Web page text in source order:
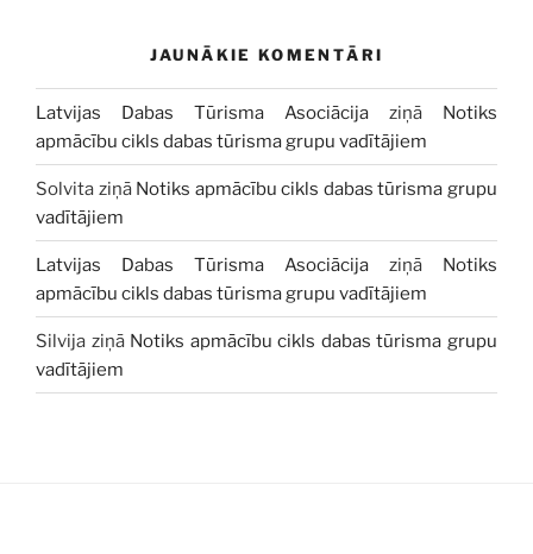
JAUNĀKIE KOMENTĀRI
Latvijas Dabas Tūrisma Asociācija ziņā Notiks
apmācību cikls dabas tūrisma grupu vadītājiem
Solvita ziņā Notiks apmācību cikls dabas tūrisma grupu
vadītājiem
Latvijas Dabas Tūrisma Asociācija ziņā Notiks
apmācību cikls dabas tūrisma grupu vadītājiem
Silvija ziņā Notiks apmācību cikls dabas tūrisma grupu
vadītājiem